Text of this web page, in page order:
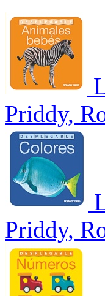
Priddy,
Priddy,